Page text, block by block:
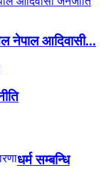
नेपाल आदिवासी...
धर्म सम्बन्धि